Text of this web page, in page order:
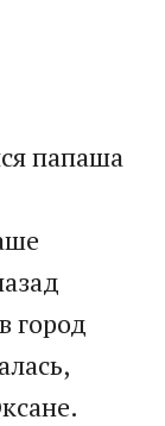
папаша
город